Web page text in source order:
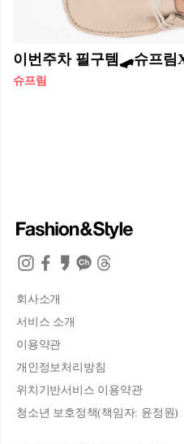
이번주차 필구템🛹슈프림
슈프림
회사소개
서비스 소개
이용약관
개인정보처리방침
위치기반서비스 이용약관
청소년 보호정책(책임자: 윤정원)